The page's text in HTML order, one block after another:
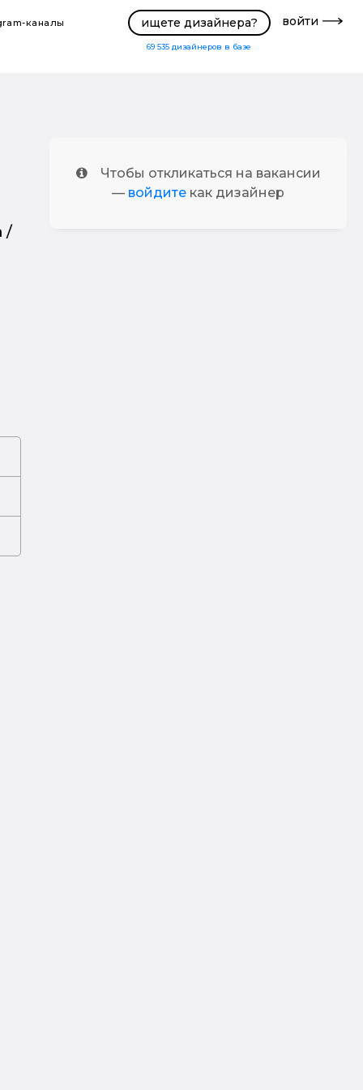
каналы ищете дизайнера?
69 535 дизайнеров в базе
войти
/
Чтобы откликаться на вакансии
— войдите как дизайнер